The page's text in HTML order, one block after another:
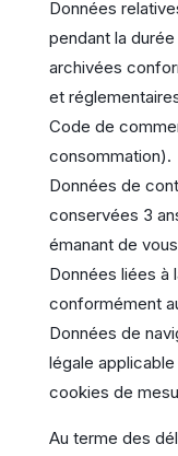
Données
pendant la
archivées
et
Code de
consommation).
Données de
conservées 3
émanant de
Données liées à
conformément
Données de
légale
cookies de
Au terme des